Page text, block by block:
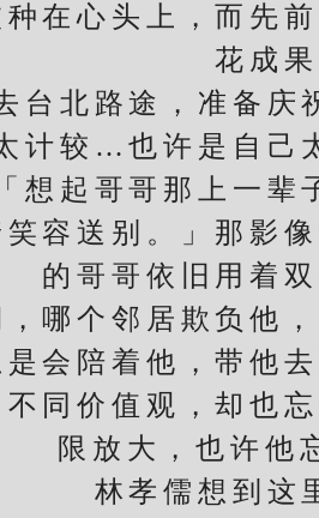
心头上，而先前
花成果
北路途，准备庆
计较…也许是自己
起哥哥那上一辈
送别。」那影像
的哥哥依旧用着
个邻居欺负他，
会陪着他，带他
价值观，却也忘
限放大，也许他
林孝儒想到这里